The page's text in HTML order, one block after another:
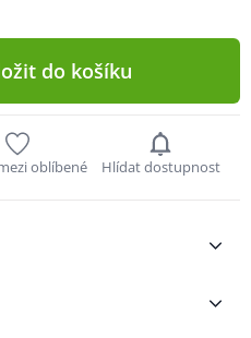
do košíku
oblíbené Hlídat dostupnost